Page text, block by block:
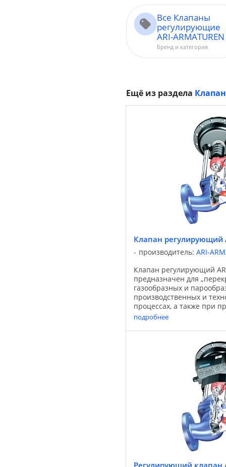
Все Клапаны
регулирующие
ARI-ARMATUREN
Бренд и категория
Ещё из раздела
Клапан регулирующий
производитель: ARI-
Клапан регулирующий
предназначен для
газообразных и
производственных и
процессах, а также при
промышленного
соответствуют
подробнее
Регулирующий клапан